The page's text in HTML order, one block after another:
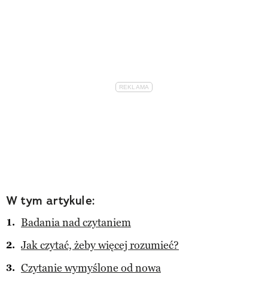
W tym artykule:
Badania nad czytaniem
Jak czytać, żeby więcej rozumieć?
Czytanie wymyślone od nowa